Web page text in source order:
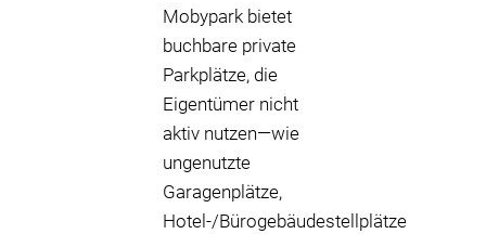
Mobypark bietet
buchbare private
Parkplätze, die
Eigentümer nicht
aktiv nutzen—wie
ungenutzte
Garagenplätze,
Hotel-/Bürogebäudestellplätze